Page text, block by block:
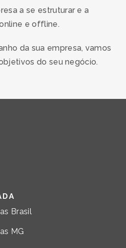
a se estruturar e a
e offline.
da sua empresa, vamos
do seu negócio.